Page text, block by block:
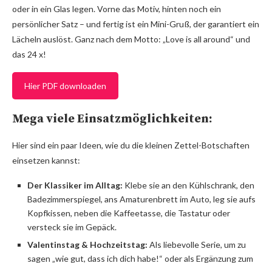
oder in ein Glas legen. Vorne das Motiv, hinten noch ein
persönlicher Satz – und fertig ist ein Mini-Gruß, der garantiert ein
Lächeln auslöst. Ganz nach dem Motto: „Love is all around“ und
das 24 x!
Hier PDF downloaden
Mega viele Einsatzmöglichkeiten:
Hier sind ein paar Ideen, wie du die kleinen Zettel-Botschaften
einsetzen kannst:
Der Klassiker im Alltag: Klebe sie an den Kühlschrank, den
Badezimmerspiegel, ans Amaturenbrett im Auto, leg sie aufs
Kopfkissen, neben die Kaffeetasse, die Tastatur oder
versteck sie im Gepäck.
Valentinstag & Hochzeitstag: Als liebevolle Serie, um zu
sagen „wie gut, dass ich dich habe!“ oder als Ergänzung zum